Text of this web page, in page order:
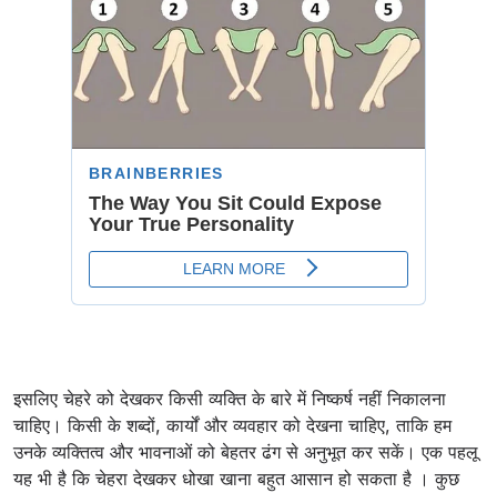
इसलिए चेहरे को देखकर किसी व्यक्ति के बारे में निष्कर्ष नहीं निकालना
चाहिए। किसी के शब्दों, कार्यों और व्यवहार को देखना चाहिए, ताकि हम
उनके व्यक्तित्व और भावनाओं को बेहतर ढंग से अनुभूत कर सकें। एक पहलू
यह भी है कि चेहरा देखकर धोखा खाना बहुत आसान हो सकता है । कुछ